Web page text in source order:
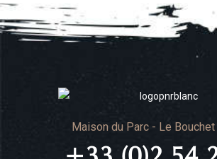
Maison du Parc - Le
+33 (0)2 54